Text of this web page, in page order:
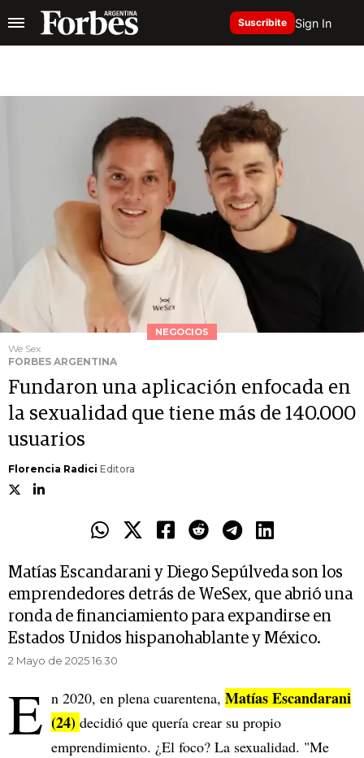
Suscribite Sign In
NEGOCIOS
We Sex
FORBES ARGENTINA
Fundaron una aplicación enfocada en
la sexualidad que tiene más de 140.000
usuarios
Florencia Radici Editora
Matías Escandarani y Diego Sepúlveda son los
emprendedores detrás de WeSex, que abrió una
ronda de financiamiento para expandirse en
Estados Unidos hispanohablante y México.
2 Mayo de 2025 16.30
E n 2020, en plena cuarentena, Matías Escandarani
(24) decidió que quería crear su propio
emprendimiento. ¿El foco? La sexualidad. "Me